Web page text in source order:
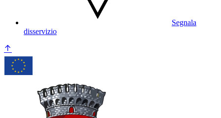
Segnala
disservizio